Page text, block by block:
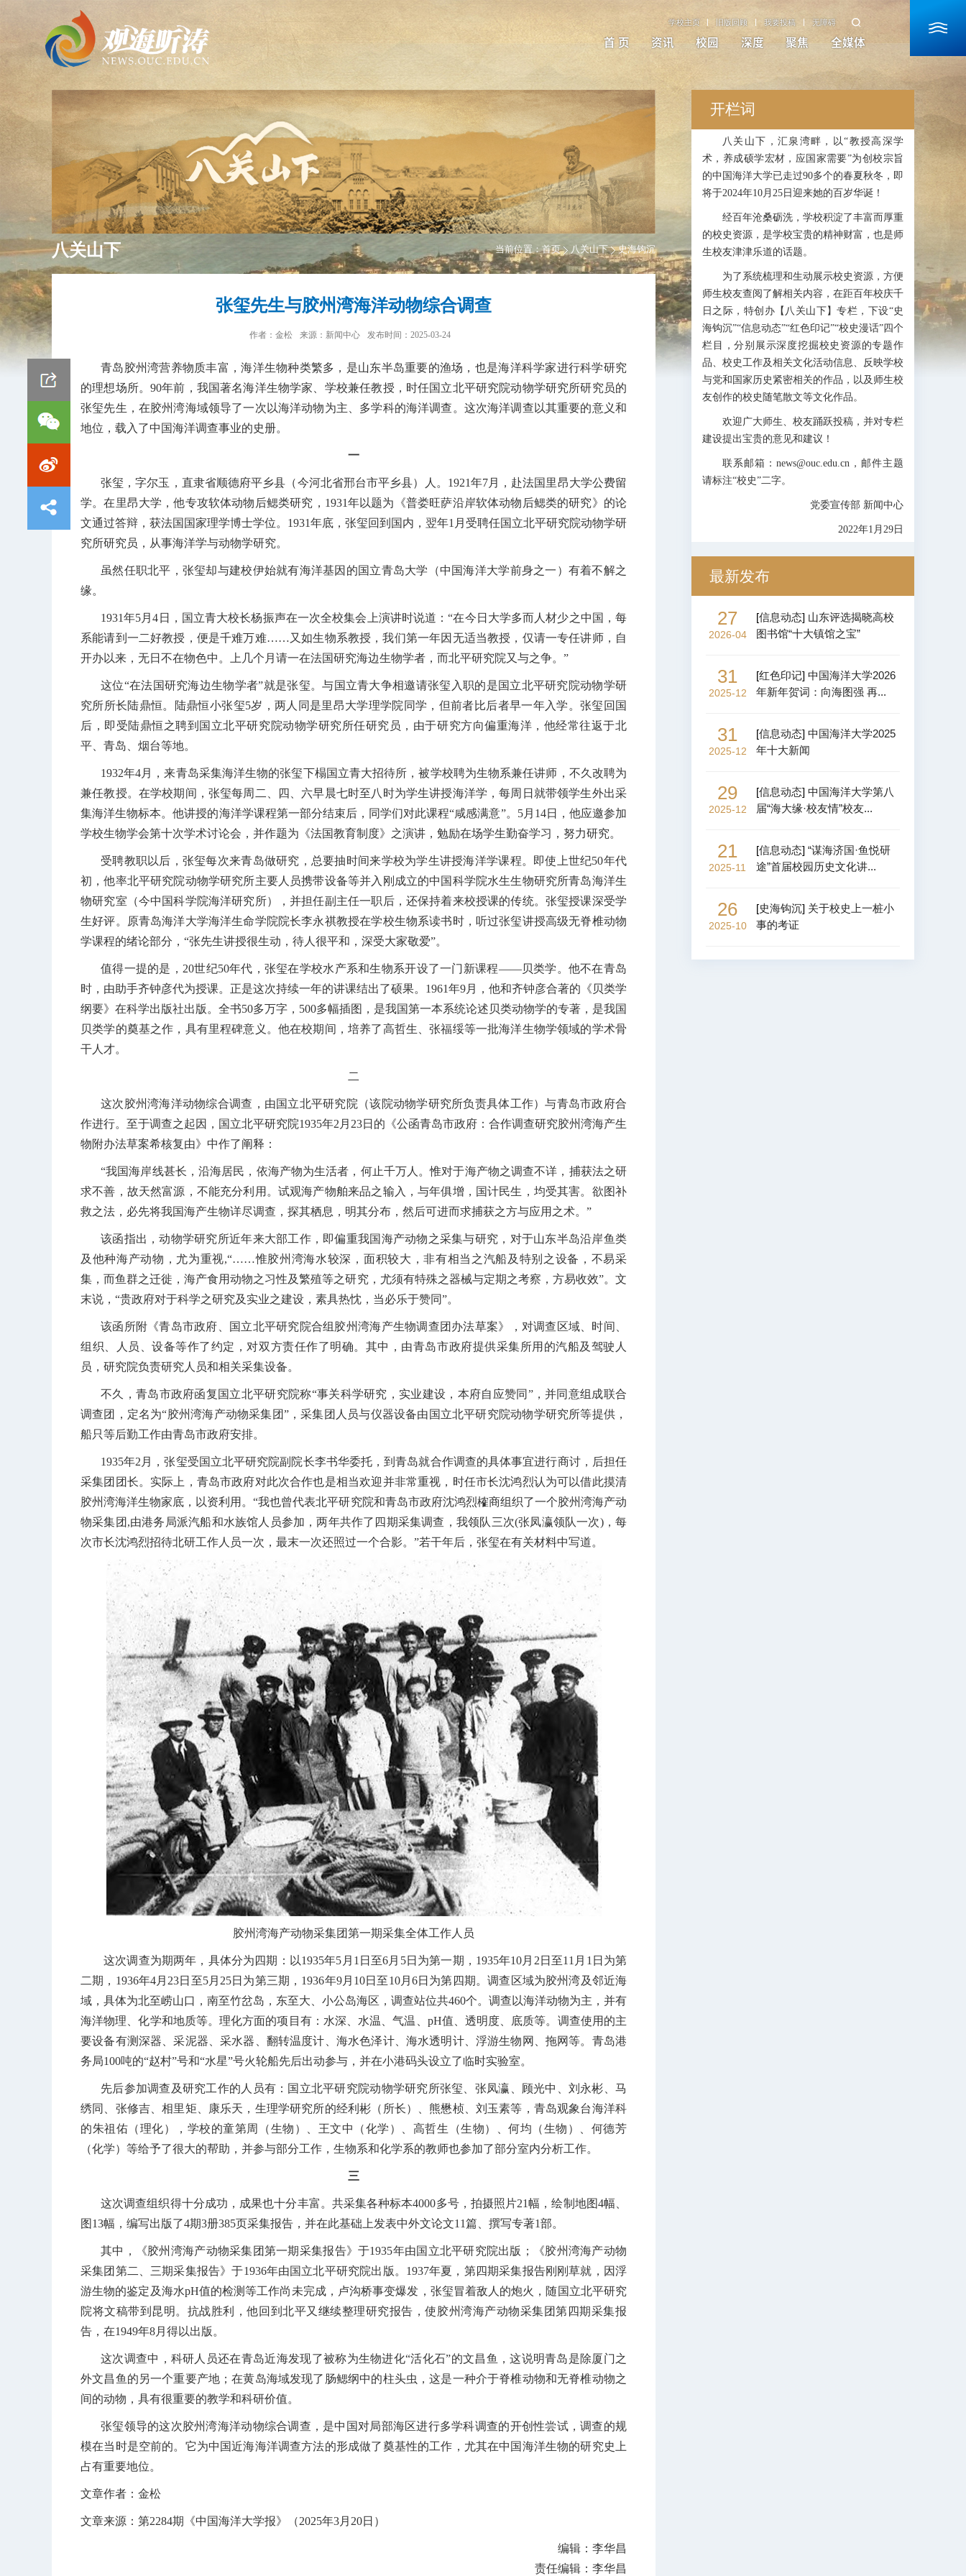
学校主页 旧版回顾 我要投稿 无障碍
首 页 资讯 校园 深度 聚焦 全媒体
当前位置：首页 八关山下 史海钩沉
八关山下
张玺先生与胶州湾海洋动物综合调查
作者： 金松 来源： 新闻中心 发布时间：2025-03-24
青岛胶州湾营养物质丰富，海洋生物种类繁多，是山东半岛重要的渔场，也是海洋科学家进行科学研究
的理想场所。90年前，我国著名海洋生物学家、学校兼任教授，时任国立北平研究院动物学研究所研究员的
张玺先生，在胶州湾海域领导了一次以海洋动物为主、多学科的海洋调查。这次海洋调查以其重要的意义和
地位，载入了中国海洋调查事业的史册。
一
张玺，字尔玉，直隶省顺德府平乡县（今河北省邢台市平乡县）人。 1921年7月，赴法国里昂大学公费留
学。在里昂大学，他专攻软体动物后鳃类研究， 1931年以题为《普娄旺萨沿岸软体动物后鳃类的研究》的论
文通过答辩，获法国国家理学博士学位。 1931年底，张玺回到国内，翌年1 月受聘任国立北平研究院动物学研
究所研究员，从事海洋学与动物学研究。
虽然任职北平，张玺却与建校伊始就有海洋基因的国立青岛大学（中国海洋大学前身之一）有着不解之
缘。
1931年5月4 日，国立青大校长杨振声在一次全校集会上演讲时说道：“在今日大学多而人材少之中国，每
系能请到一二好教授，便是千难万难……又如生物系教授，我们第一年因无适当教授，仅请一专任讲师，自
开办以来，无日不在物色中。上几个月请一在法国研究海边生物学者，而北平研究院又与之争。”
这位“在法国研究海边生物学者”就是张玺。与国立青大争相邀请张玺入职的是国立北平研究院动物学研
究所所长陆鼎恒。陆鼎恒小张玺5岁，两人同是里昂大学理学院同学，但前者比后者早一年入学。张玺回国
后，即受陆鼎恒之聘到国立北平研究院动物学研究所任研究员，由于研究方向偏重海洋，他经常往返于北
平、青岛、烟台等地。
1932年4月，来青岛采集海洋生物的张玺下榻国立青大招待所，被学校聘为生物系兼任讲师，不久改聘为
兼任教授。在学校期间，张玺每周二、四、六早晨七时至八时为学生讲授海洋学，每周日就带领学生外出采
集海洋生物标本。他讲授的海洋学课程第一部分结束后，同学们对此课程“咸感满意”。 5月 14日，他应邀参加
学校生物学会第十次学术讨论会，并作题为《法国教育制度》之演讲，勉励在场学生勤奋学习，努力研究。
受聘教职以后，张玺每次来青岛做研究，总要抽时间来学校为学生讲授海洋学课程。即使上世纪50年代
初，他率北平研究院动物学研究所主要人员携带设备等并入刚成立的中国科学院水生生物研究所青岛海洋生
物研究室（今中国科学院海洋研究所），并担任副主任一职后，还保持着来校授课的传统。张玺授课深受学
生好评。原青岛海洋大学海洋生命学院院长李永祺教授在学校生物系读书时，听过张玺讲授高级无脊椎动物
学课程的绪论部分，“张先生讲授很生动，待人很平和，深受大家敬爱”。
值得一提的是， 20世纪50年代，张玺在学校水产系和生物系开设了一门新课程——贝类学。他不在青岛
时，由助手齐钟彦代为授课。正是这次持续一年的讲课结出了硕果。 1961年9月，他和齐钟彦合著的《贝类学
纲要》在科学出版社出版。全书50多万字， 500多幅插图，是我国第一本系统论述贝类动物学的专著，是我国
贝类学的奠基之作，具有里程碑意义。他在校期间，培养了高哲生、张福绥等一批海洋生物学领域的学术骨
干人才。
二
这次胶州湾海洋动物综合调查，由国立北平研究院（该院动物学研究所负责具体工作）与青岛市政府合
作进行。至于调查之起因，国立北平研究院1935年2 月 23日的《公函青岛市政府：合作调查研究胶州湾海产生
物附办法草案希核复由》中作了阐释：
“我国海岸线甚长，沿海居民，依海产物为生活者，何止千万人。惟对于海产物之调查不详，捕获法之研
求不善，故天然富源，不能充分利用。试观海产物舶来品之输入，与年俱增，国计民生，均受其害。欲图补
救之法，必先将我国海产生物详尽调查，探其栖息，明其分布，然后可进而求捕获之方与应用之术。”
该函指出，动物学研究所近年来大部工作，即偏重我国海产动物之采集与研究，对于山东半岛沿岸鱼类
及他种海产动物，尤为重视,“……惟胶州湾海水较深，面积较大，非有相当之汽船及特别之设备，不易采
集，而鱼群之迁徙，海产食用动物之习性及繁殖等之研究，尤须有特殊之器械与定期之考察，方易收效”。文
末说，“贵政府对于科学之研究及实业之建设，素具热忱，当必乐于赞同”。
该函所附《青岛市政府、国立北平研究院合组胶州湾海产生物调查团办法草案》，对调查区域、时间、
组织、人员、设备等作了约定，对双方责任作了明确。其中，由青岛市政府提供采集所用的汽船及驾驶人
员，研究院负责研究人员和相关采集设备。
不久，青岛市政府函复国立北平研究院称“事关科学研究，实业建设，本府自应赞同”，并同意组成联合
调查团，定名为“胶州湾海产动物采集团”，采集团人员与仪器设备由国立北平研究院动物学研究所等提供，
船只等后勤工作由青岛市政府安排。
1935年2 月，张玺受国立北平研究院副院长李书华委托，到青岛就合作调查的具体事宜进行商讨，后担任
采集团团长。实际上，青岛市政府对此次合作也是相当欢迎并非常重视，时任市长沈鸿烈认为可以借此摸清
胶州湾海洋生物家底，以资利用。“我也曾代表北平研究院和青岛市政府沈鸿烈榷商组织了一个胶州湾海产动
物采集团 ,由港务局派汽船和水族馆人员参加，两年共作了四期采集调查 ， 我领队三次(张凤瀛领队一次)，每
次市长沈鸿烈招待北研工作人员一次，最末一次还照过一个合影。”若干年后，张玺在有关材料中写道。
胶州湾海产动物采集团第一期采集全体工作人员
这次调查为期两年，具体分为四期：以1935年5 月 1 日至6月 5日为第一期， 1935年10月 2 日至11 月 1 日为第
二期， 1936年4月 23日至5月 25日为第三期， 1936年9月 10日至10月 6日为第四期。调查区域为胶州湾及邻近海
域，具体为北至崂山口，南至竹岔岛，东至大、小公岛海区，调查站位共460个。调查以海洋动物为主，并有
海洋物理、化学和地质等。理化方面的项目有：水深、水温、气温、 pH值、透明度、底质等。调查使用的主
要设备有测深器、采泥器、采水器、翻转温度计、海水色泽计、海水透明计、浮游生物网、拖网等。青岛港
务局100吨的“赵村”号和“水星”号火轮船先后出动参与，并在小港码头设立了临时实验室。
先后参加调查及研究工作的人员有：国立北平研究院动物学研究所张玺、张凤瀛、顾光中、刘永彬、马
绣同、张修吉、相里矩、康乐天，生理学研究所的经利彬（所长）、熊懋桢、刘玉素等，青岛观象台海洋科
的朱祖佑（理化），学校的童第周（生物）、王文中（化学）、高哲生（生物）、何均（生物）、何德芳
（化学）等给予了很大的帮助，并参与部分工作，生物系和化学系的教师也参加了部分室内分析工作。
三
这次调查组织得十分成功，成果也十分丰富。共采集各种标本4000多号，拍摄照片21幅，绘制地图4幅、
图 13幅，编写出版了4期3册385页采集报告，并在此基础上发表中外文论文11篇、撰写专著1部。
其中，《胶州湾海产动物采集团第一期采集报告》于1935年由国立北平研究院出版；《胶州湾海产动物
采集团第二、三期采集报告》于1936年由国立北平研究院出版。 1937年夏，第四期采集报告刚刚草就，因浮
游生物的鉴定及海水pH值的检测等工作尚未完成，卢沟桥事变爆发，张玺冒着敌人的炮火，随国立北平研究
院将文稿带到昆明。抗战胜利，他回到北平又继续整理研究报告，使胶州湾海产动物采集团第四期采集报
告，在1949年8月得以出版。
这次调查中，科研人员还在青岛近海发现了被称为生物进化“活化石”的文昌鱼，这说明青岛是除厦门之
外文昌鱼的另一个重要产地；在黄岛海域发现了肠鳃纲中的柱头虫，这是一种介于脊椎动物和无脊椎动物之
间的动物，具有很重要的教学和科研价值。
张玺领导的这次胶州湾海洋动物综合调查，是中国对局部海区进行多学科调查的开创性尝试，调查的规
模在当时是空前的。它为中国近海海洋调查方法的形成做了奠基性的工作，尤其在中国海洋生物的研究史上
占有重要地位。
文章作者：金松
文章来源：第2284期《中国海洋大学报》（2025年3月20日）
编辑：李华昌
责任编辑：李华昌
开栏词
八关山下，汇泉湾畔，以“教授高深学
术，养成硕学宏材，应国家需要”为创校宗旨
的中国海洋大学已走过90多个的春夏秋冬，即
将于2024年10月25日迎来她的百岁华诞！
经百年沧桑砺洗，学校积淀了丰富而厚重
的校史资源，是学校宝贵的精神财富，也是师
生校友津津乐道的话题。
为了系统梳理和生动展示校史资源，方便
师生校友查阅了解相关内容，在距百年校庆千
日之际，特创办【八关山下】专栏，下设“史
海钩沉”“信息动态”“红色印记”“校史漫话”四个
栏目，分别展示深度挖掘校史资源的专题作
品、校史工作及相关文化活动信息、反映学校
与党和国家历史紧密相关的作品，以及师生校
友创作的校史随笔散文等文化作品。
欢迎广大师生、校友踊跃投稿，并对专栏
建设提出宝贵的意见和建议！
联系邮箱：news@ouc.edu.cn，邮件主题
请标注“校史”二字。
党委宣传部 新闻中心
2022年1月29日
最新发布
27
2026-04
[信息动态] 山东评选揭晓高校
图书馆“十大镇馆之宝”
31
2025-12
[红色印记] 中国海洋大学2026
年新年贺词：向海图强 再...
31
2025-12
[信息动态] 中国海洋大学2025
年十大新闻
29
2025-12
[信息动态] 中国海洋大学第八
届“海大缘·校友情”校友...
21
2025-11
[信息动态] “谋海济国·鱼悦研
途”首届校园历史文化讲...
26
2025-10
[史海钩沉] 关于校史上一桩小
事的考证